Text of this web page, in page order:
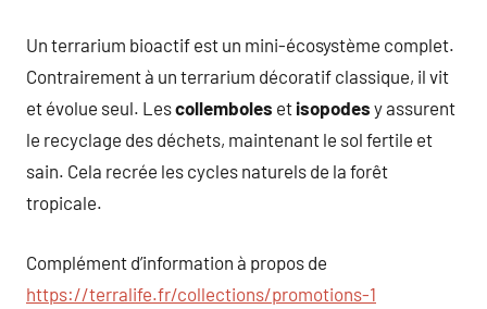
Un terrarium bioactif est un mini-écosystème complet.
Contrairement à un terrarium décoratif classique, il vit
et évolue seul. Lescollemboles et isopodes y assurent
le recyclage des déchets, maintenant le sol fertile et
sain. Cela recrée les cycles naturels de la forêt
tropicale.
Complément d’information à propos de
https://terralife.fr/collections/promotions-1